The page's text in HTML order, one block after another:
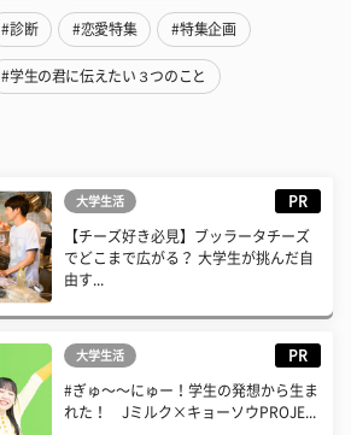
#診断 #恋愛特集 #特集企画
#学生の君に伝えたい３つのこと
大学生活 PR
【チーズ好き必見】ブッラータチーズ
でどこまで広がる？ 大学生が挑んだ自
由す...
大学生活 PR
#ぎゅ〜〜にゅー！学生の発想から生ま
れた！ Jミルク×キョーソウPROJE...